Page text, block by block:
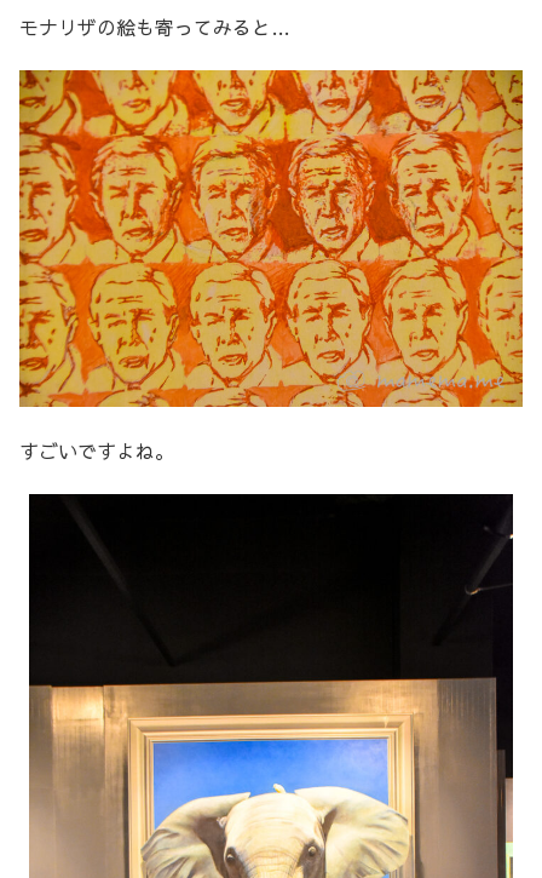
モナリザの絵も寄ってみると…
すごいですよね。